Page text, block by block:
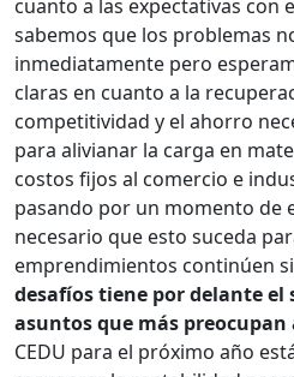
cuanto a las expectativas con
sabemos que los problemas
inmediatamente pero
claras en cuanto a la
competitividad y el ahorro
para alivianar la carga en
costos fijos al comercio e
pasando por un momento de
necesario que esto suceda
emprendimientos continúen
desafíos tiene por delante el
asuntos que más preocupan
CEDU para el próximo año